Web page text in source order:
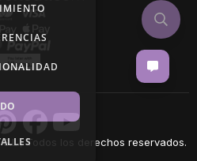
Todos los derechos reservados.